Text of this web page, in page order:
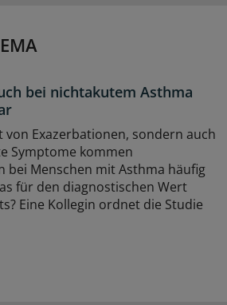
bei nichtakutem Asthma
Exazerbationen, sondern auch
Symptome kommen
bei Menschen mit Asthma häufig
für den diagnostischen Wert
Eine Kollegin ordnet die Studie